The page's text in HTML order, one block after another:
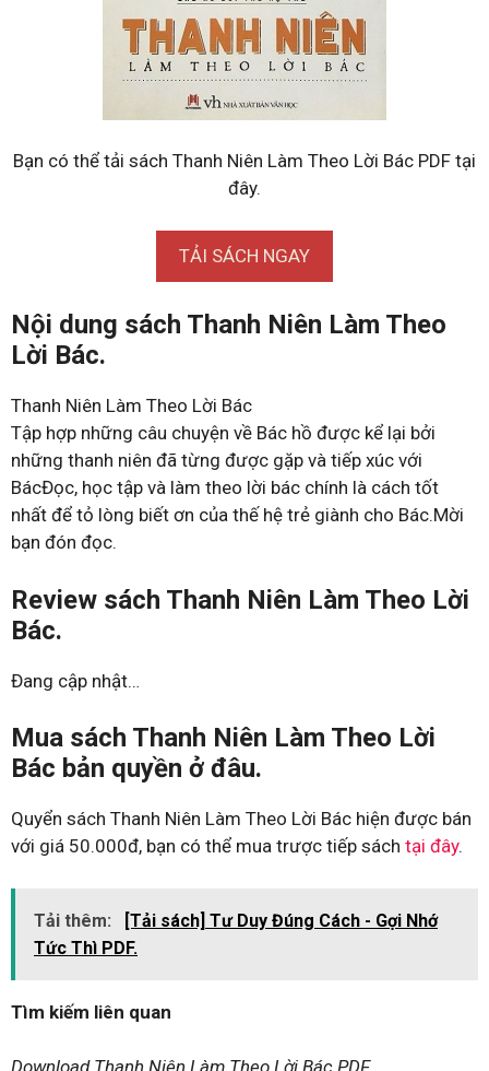
Bạn có thể tải sách Thanh Niên Làm Theo Lời Bác PDF tại
đây.
TẢI SÁCH NGAY
Nội dung sách Thanh Niên Làm Theo
Lời Bác.
Thanh Niên Làm Theo Lời Bác
Tập hợp những câu chuyện về Bác hồ được kể lại bởi
những thanh niên đã từng được gặp và tiếp xúc với
BácĐọc, học tập và làm theo lời bác chính là cách tốt
nhất để tỏ lòng biết ơn của thế hệ trẻ giành cho Bác.Mời
bạn đón đọc.
Review sách Thanh Niên Làm Theo Lời
Bác.
Đang cập nhật…
Mua sách Thanh Niên Làm Theo Lời
Bác bản quyền ở đâu.
Quyển sách Thanh Niên Làm Theo Lời Bác hiện được bán
với giá 50.000đ, bạn có thể mua trược tiếp sách tại đây.
Tải thêm:
[Tải sách] Tư Duy Đúng Cách - Gợi Nhớ
Tức Thì PDF.
Tìm kiếm liên quan
Download Thanh Niên Làm Theo Lời Bác PDF